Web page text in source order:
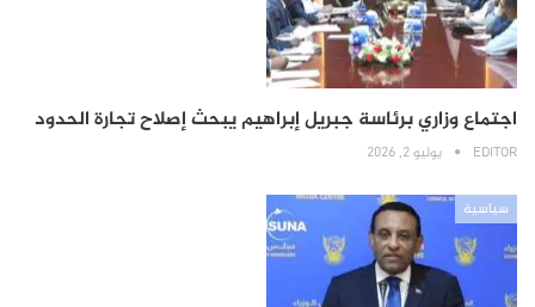
اجتماع وزاري برئاسة جبريل إبراهيم يبحث إصلاح تجارة الحدود
EDITOR يوليو 2, 2026
سياسية